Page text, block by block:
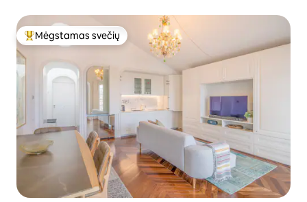
Svečių mėgstamiausias
Mėgstamas svečių